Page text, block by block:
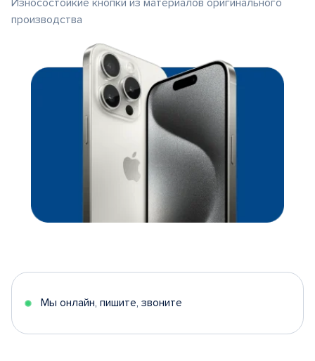
Износостойкие кнопки из материалов оригинального
производства
Мы онлайн, пишите, звоните